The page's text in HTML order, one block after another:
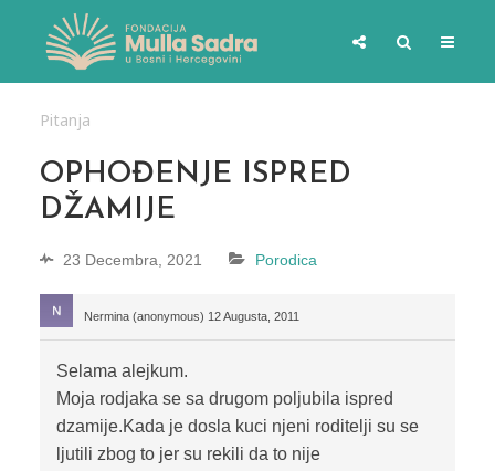
Pitanja
OPHOĐENJE ISPRED
DŽAMIJE
23 Decembra, 2021 Porodica
Nermina (anonymous) 12 Augusta, 2011
Selama alejkum.
Moja rodjaka se sa drugom poljubila ispred
dzamije.Kada je dosla kuci njeni roditelji su se
ljutili zbog to jer su rekili da to nije